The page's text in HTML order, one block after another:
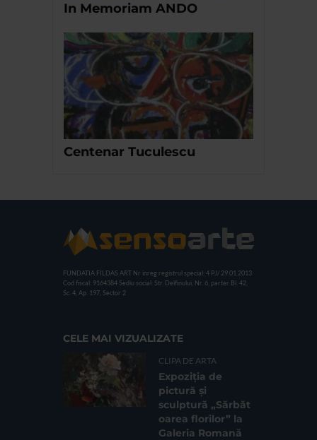
In Memoriam ANDO
Centenar Tuculescu
FUNDATIA FILDAS ART Nr inreg registrul special: 4 PJ/ 29.01.2013
Cod fiscal: 9164384 Sediu social: Str. Delfinului, Nr. 6, parter Bl. 42,
Sc. 4, Ap. 197, Sector 2
CELE MAI VIZUALIZATE
CLIPA DE ARTA
Expoziția de
pictură și
sculptură „Sărbăt
oarea florilor” la
Galeria Romană